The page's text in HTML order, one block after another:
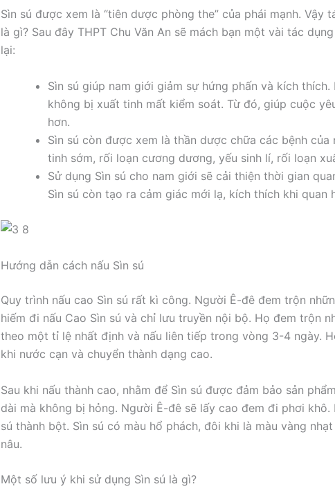
Sìn sú được xem là “tiên dược phòng the” của phái mạnh. Vậy
là gì? Sau đây THPT Chu Văn An sẽ mách bạn một vài tác
lại:
Sìn sú giúp nam giới giảm sự hứng phấn và kích thích.
không bị xuất tinh mất kiểm soát. Từ đó, giúp cuộc
hơn.
Sìn sú còn được xem là thần dược chữa các bệnh của
tinh sớm, rối loạn cương dương, yếu sinh lí, rối loạn
Sử dụng Sìn sú cho nam giới sẽ cải thiện thời gian
Sìn sú còn tạo ra cảm giác mới lạ, kích thích khi quan
Hướng dẫn cách nấu Sìn sú
Quy trình nấu cao Sìn sú rất kì công. Người Ê-đê đem trộn
hiếm đi nấu Cao Sìn sú và chỉ lưu truyền nội bộ. Họ đem trộn
theo một tỉ lệ nhất định và nấu liên tiếp trong vòng 3-4 ngày.
khi nước cạn và chuyển thành dạng cao.
Sau khi nấu thành cao, nhằm để Sìn sú được đảm bảo sản
dài mà không bị hỏng. Người Ê-đê sẽ lấy cao đem đi phơi khô.
sú thành bột. Sìn sú có màu hổ phách, đôi khi là màu vàng
nâu.
Một số lưu ý khi sử dụng Sìn sú là gì?